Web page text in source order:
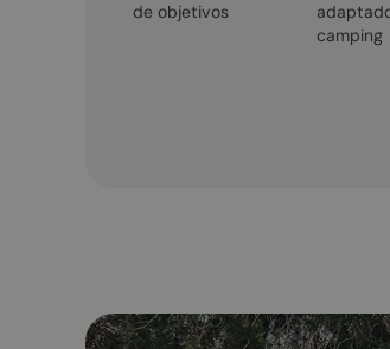
de objetivos
camping